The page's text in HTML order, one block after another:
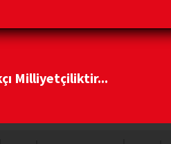
Milliyetçiliktir...